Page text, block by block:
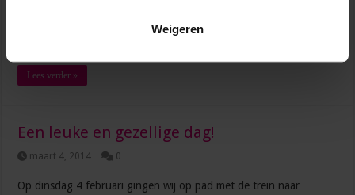
Weigeren
met de bus van onze ouders. Onze ouders bepalen waar we naar
Lees verder »
Een leuke en gezellige dag!
maart 4, 2014 0
Op dinsdag 4 februari gingen wij op pad met de trein naar